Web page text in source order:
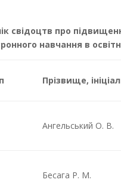
свідоцтв про
навчання в
Прізвище,
Ангельський О. В.
Бесага Р. М.